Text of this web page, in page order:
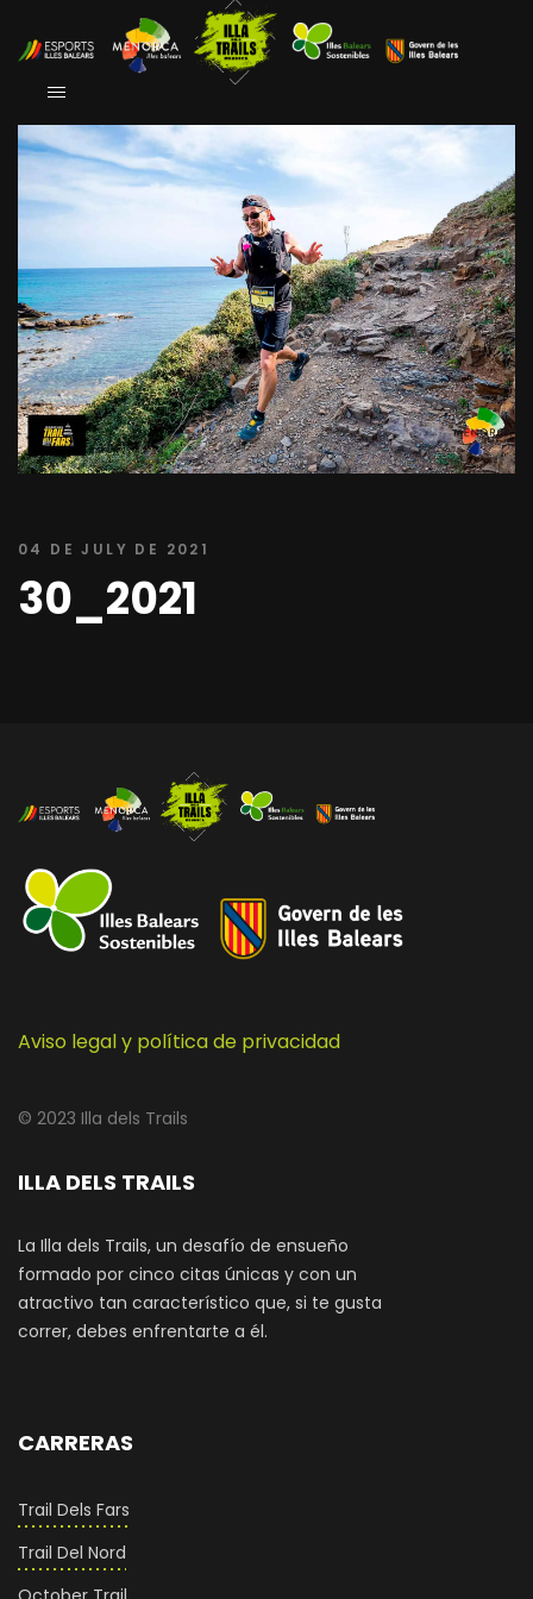
04 DE JULY DE 2021
30_2021
Aviso legal y política de privacidad
© 2023 Illa dels Trails
ILLA DELS TRAILS
La Illa dels Trails, un desafío de ensueño
formado por cinco citas únicas y con un
atractivo tan característico que, si te gusta
correr, debes enfrentarte a él.
CARRERAS
Trail Dels Fars
Trail Del Nord